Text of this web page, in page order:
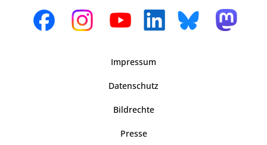
Impressum
Datenschutz
Bildrechte
Presse